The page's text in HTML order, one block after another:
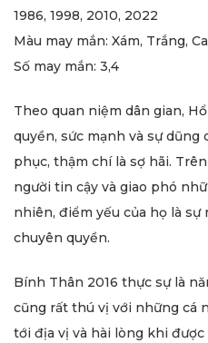
1986, 1998, 2010, 2022
Màu may mắn: Xám, Trắng,
Số may mắn: 3,4
Theo quan niệm dân gian,
quyền, sức mạnh và sự dũng
phục, thậm chí là sợ hãi.
người tin cậy và giao phó
nhiên, điểm yếu của họ là
chuyên quyền.
Bính Thân 2016 thực sự là
cũng rất thú vị với những cá
tới địa vị và hài lòng khi